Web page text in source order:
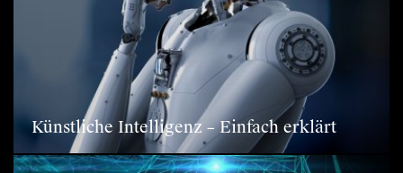
Künstliche Intelligenz – Einfach erklärt